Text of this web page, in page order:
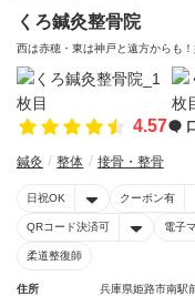
くろ鍼灸整骨院
西は赤穂・東は神戸と遠方からも
4.57
鍼灸 整体 接骨・整骨
日祝OK クーポン有
QRコード決済可 電子
柔道整復師
住所
兵庫県姫路市南駅